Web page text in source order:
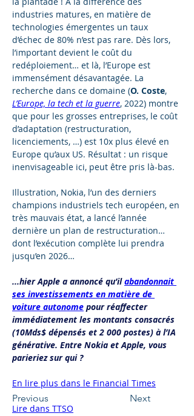
Previous Next
industries matures, en matière de
technologies émergentes un taux
d’échec de 80% n’est pas rare. Dès lors,
l’important devient le coût du
redéploiement… et là, l’Europe est
immensément désavantagée. La
recherche dans ce domaine (O. Coste,
L’Europe, la tech et la guerre, 2022) montre
que pour les grosses entreprises, le coût
d’adaptation (restructuration,
licenciements, …) est 10x plus élevé en
Europe qu’aux US. Résultat : un risque
inenvisageable ici, peut être pris là-bas.
Illustration, Nokia, l’un des derniers
champions industriels tech européen, en
très mauvais état, a lancé l’année
dernière un plan de restructuration…
dont l’exécution complète lui prendra
jusqu’en 2026…
...hier Apple a annoncé qu’il abandonnait
ses investissements en matière de
voiture autonome pour réaffecter
immédiatement les montants consacrés
(10Mds$ dépensés et 2 000 postes) à l’IA
générative. Entre Nokia et Apple, vous
parieriez sur qui ?
En lire plus dans le Financial Times
Lire dans TTSO